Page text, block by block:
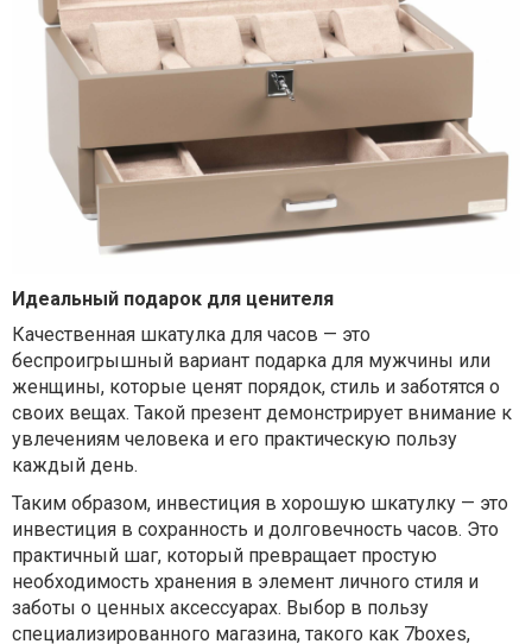
Идеальный подарок для ценителя
Качественная шкатулка для часов — это
беспроигрышный вариант подарка для мужчины или
женщины, которые ценят порядок, стиль и заботятся о
своих вещах. Такой презент демонстрирует внимание к
увлечениям человека и его практическую пользу
каждый день.
Таким образом, инвестиция в хорошую шкатулку — это
инвестиция в сохранность и долговечность часов. Это
практичный шаг, который превращает простую
необходимость хранения в элемент личного стиля и
заботы о ценных аксессуарах. Выбор в пользу
специализированного магазина, такого как 7boxes,